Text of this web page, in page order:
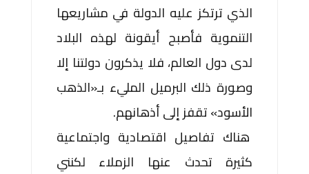
الذي ترتكز عليه الدولة في مشاريعها
التنموية فأصبح أيقونة لهذه البلاد
لدى دول العالم، فلا يذكرون دولتنا إلا
وصورة ذلك البرميل المليء بـ«الذهب
الأسود» تقفز إلى أذهانهم.
هناك تفاصيل اقتصادية واجتماعية
كثيرة تحدث عنها الزملاء لكنني